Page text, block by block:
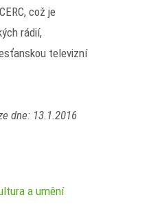
což je
rádií,
televizní
dne: 13.1.2016
a umění